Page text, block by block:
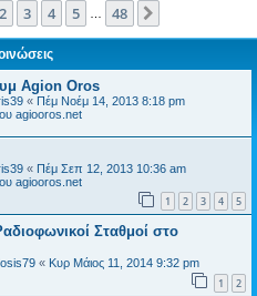
από48
2 3 4 5 48
Agion Oros
« Πέμ Νοέμ 14, 2013 8:18 pm
agiooros.net
« Πέμ Σεπ 12, 2013 10:36 am
agiooros.net
1 2 3 4 5
Σταθμοί στο
« Κυρ Μάιος 11, 2014 9:32 pm
1 2